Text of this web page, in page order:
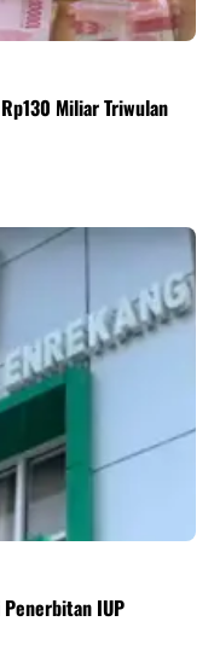
Miliar Triwulan
IUP